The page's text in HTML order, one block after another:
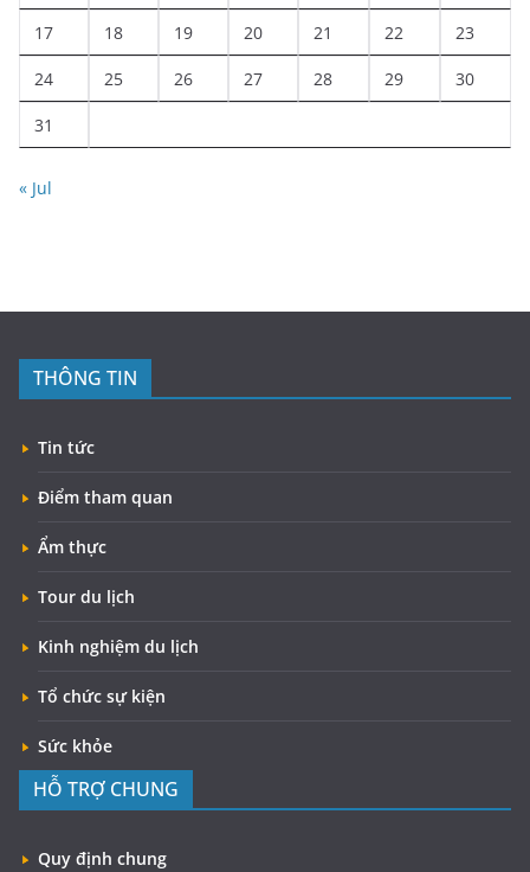
17 18 19 20 21 22 23
24 25 26 27 28 29 30
31
« Jul
THÔNG TIN
Tin tức
Điểm tham quan
Ẩm thực
Tour du lịch
Kinh nghiệm du lịch
Tổ chức sự kiện
Sức khỏe
HỖ TRỢ CHUNG
Quy định chung